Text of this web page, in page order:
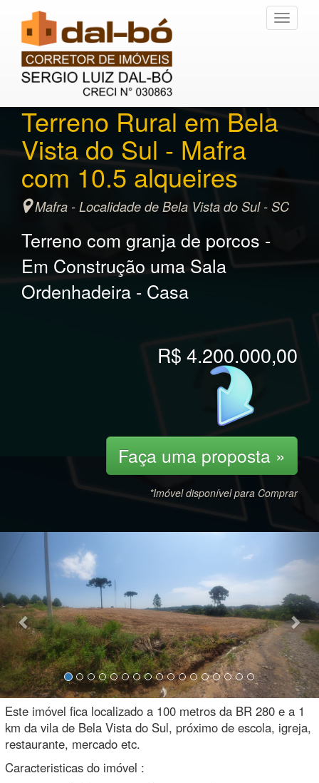
Toggle
Terreno Rural em Bela
Vista do Sul - Mafra
com 10.5 alqueires
Mafra - Localidade de Bela Vista do Sul - SC
Terreno com granja de porcos -
Em Construção uma Sala
Ordenhadeira - Casa
R$ 4.200.000,00
Faça uma proposta »
*Imóvel disponível para Comprar
Este imóvel fica localizado a 100 metros da BR 280 e a 1
km da vila de Bela Vista do Sul, próximo de escola, igreja,
restaurante, mercado etc.
Caracteristicas do imóvel :
60.000 m2 de área que está em inventário